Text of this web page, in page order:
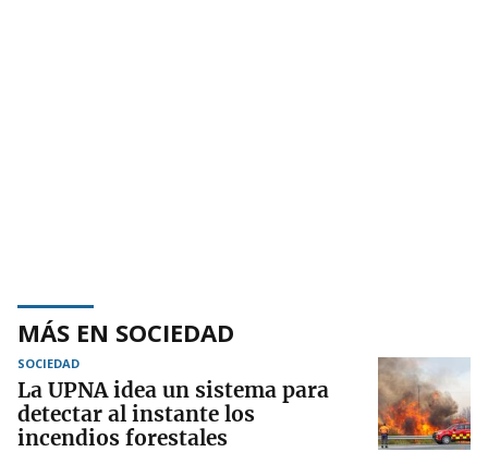
MÁS EN SOCIEDAD
SOCIEDAD
La UPNA idea un sistema para
detectar al instante los
incendios forestales